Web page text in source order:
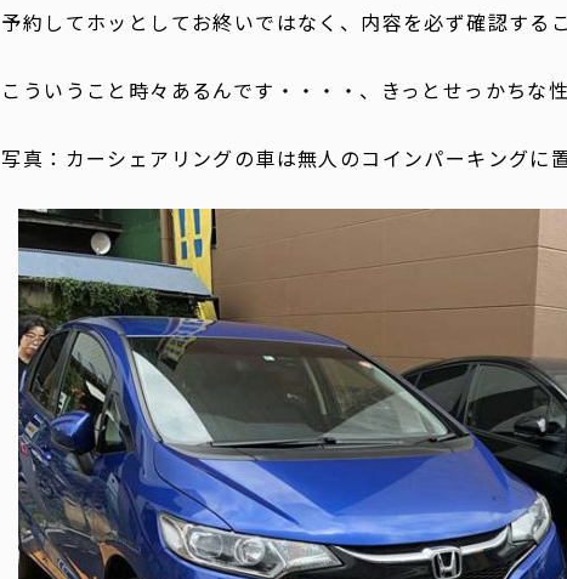
予約してホッとしてお終いではなく、内容を必ず確認する
こういうこと時々あるんです・・・・、きっとせっかちな
写真：カーシェアリングの車は無人のコインパーキングに